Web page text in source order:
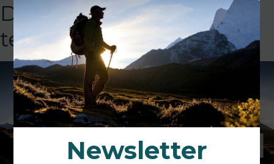
DEFAULT
template!!!!!attachment